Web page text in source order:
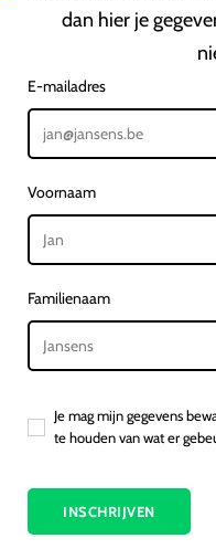
dan hier je
E-mailadres
Voornaam
Familienaam
Je mag mijn gegevens
te houden van wat er
INSCHRIJVEN